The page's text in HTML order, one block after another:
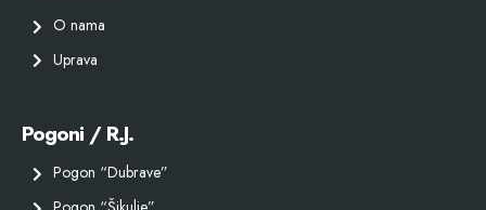
O nama
Uprava
Pogoni / R.J.
Pogon “Dubrave”